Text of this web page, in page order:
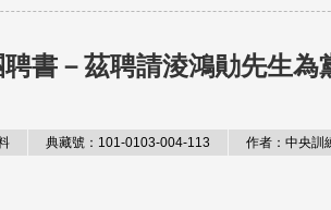
書－茲聘請淩鴻勛先生
典藏號：101-0103-004-113 作者：中央訓